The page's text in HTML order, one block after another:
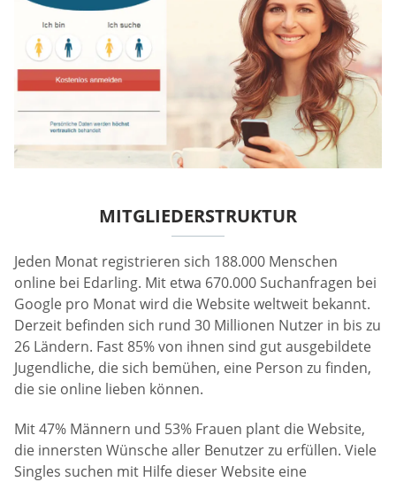
MITGLIEDERSTRUKTUR
Jeden Monat registrieren sich 188.000 Menschen
online bei Edarling. Mit etwa 670.000 Suchanfragen bei
Google pro Monat wird die Website weltweit bekannt.
Derzeit befinden sich rund 30 Millionen Nutzer in bis zu
26 Ländern. Fast 85% von ihnen sind gut ausgebildete
Jugendliche, die sich bemühen, eine Person zu finden,
die sie online lieben können.
Mit 47% Männern und 53% Frauen plant die Website,
die innersten Wünsche aller Benutzer zu erfüllen. Viele
Singles suchen mit Hilfe dieser Website eine